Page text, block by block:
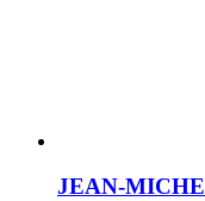
JEAN-